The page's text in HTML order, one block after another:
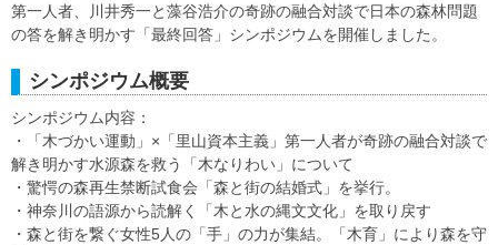
第一人者、川井秀一と藻谷浩介の奇跡の融合対談で日本の森林問題
の答を解き明かす「最終回答」シンポジウムを開催しました。
シンポジウム概要
シンポジウム内容：
・「木づかい運動」×「里山資本主義」第一人者が奇跡の融合対談で
解き明かす水源森を救う「木なりわい」について
・驚愕の森再生禁断試食会「森と街の結婚式」を挙行。
・神奈川の語源から読解く「木と水の縄文文化」を取り戻す
・森と街を繋ぐ女性5人の「手」の力が集結。「木育」により森を守